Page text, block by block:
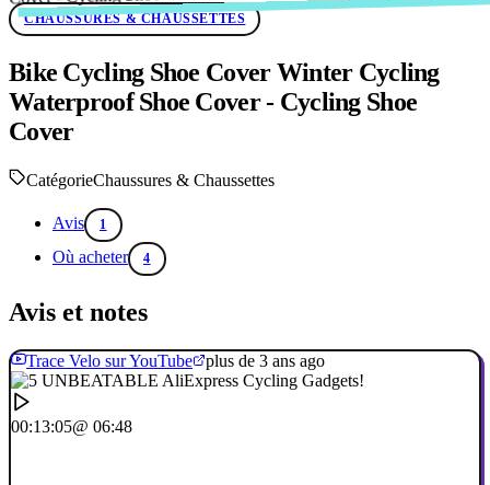
CHAUSSURES & CHAUSSETTES
Bike Cycling Shoe Cover Winter Cycling
Waterproof Shoe Cover - Cycling Shoe
Cover
CatégorieChaussures & Chaussettes
Avis 1
Où acheter 4
Avis et notes
Trace Velo sur YouTube plus de 3 ans ago
00:13:05@ 06:48